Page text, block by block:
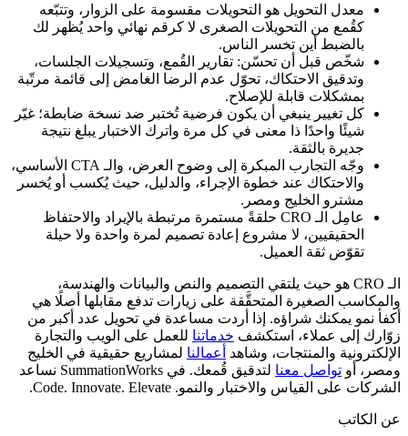
معدل التحويل هو التحويلات مقسومة على الزوار، وتتبّعه
كقُمع من التحويلات الصغرى لا كرقم نهائي واحد يُظهر لك
بالضبط أين تخسر الناس.
شخّص قبل أن تحسّن: تقارير القُمع، وتسجيلات الجلسات،
وتدقيق الاحتكاك، تحوّل عدم الرضا الغامض إلى قائمة مرتّبة
بمشكلات قابلة للإصلاح.
كل تغيير ينبغي أن يكون فرضية تُختبر ضد نسخة ضابطة؛ غيّر
شيئًا واحدًا ذا معنى في كل مرة واترك الاختبار يبلغ نتيجة
جديرة بالثقة.
وجّه التجارب المبكرة إلى وضوح العرض، والـ CTA الأساسي،
والاحتكاك عند خطوة الإجراء، والدليل، حيث يُكسب أو يُخسر
مشترو الخليج ومصر.
عامِل الـ CRO حلقةً مستمرة مرتبطة بالإيراد والاحتفاظ
الحقيقيين، لا مشروع إعادة تصميم لمرة واحدة ولا حيلة
تقوّض ثقة العميل.
الـ CRO هو حيث يلتقي التصميم والنص والبيانات والهندسة،
والمكاسب الصغيرة المتحقَّقة على زيارات تدفع مقابلها أصلًا هي
أكفأ نمو يمكنك شراؤه. إذا أردت مساعدة في تحويل عدد أكبر من
زوّارك إلى عملاء، استكشف خدماتنا للعمل على الويب والتجارة
الإلكترونية والمنتجات، وشاهد
أعمالنا لمشاريع حقيقية في الخليج
ومصر، أو تواصل معنا
لتدقيق قُمعك. في SummationWorks نساعد
الشركات على القياس والاختبار والنمو. Code. Innovate. Elevate.
عن الكاتب